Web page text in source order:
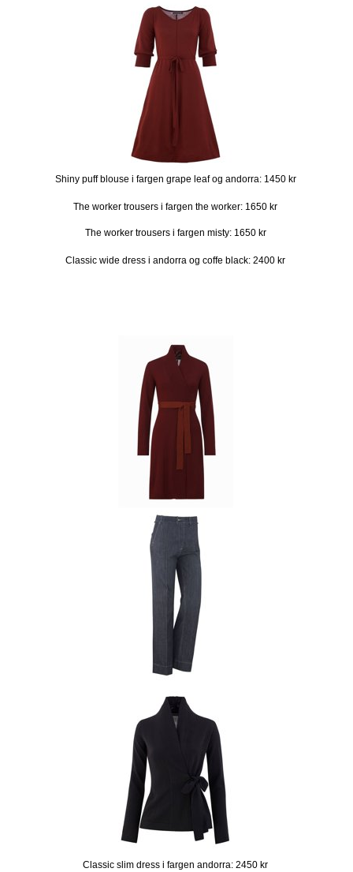
Shiny puff blouse i fargen grape leaf og andorra: 1450 kr
The worker trousers i fargen the worker: 1650 kr
The worker trousers i fargen misty: 1650 kr
Classic wide dress i andorra og coffe black: 2400 kr
Classic slim dress i fargen andorra: 2450 kr